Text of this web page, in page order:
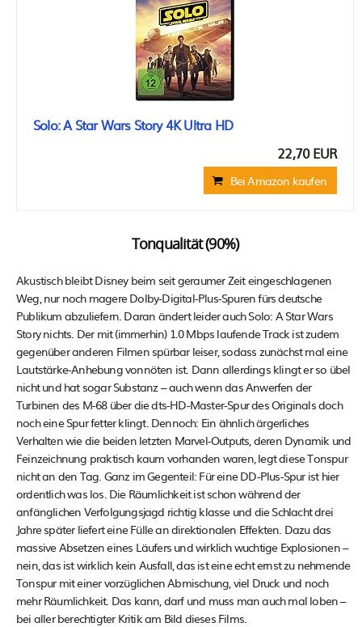
Solo: A Star Wars Story 4K Ultra HD
22,70 EUR
Bei Amazon kaufen
Tonqualität (90%)
Akustisch bleibt Disney beim seit geraumer Zeit eingeschlagenen
Weg, nur noch magere Dolby-Digital-Plus-Spuren fürs deutsche
Publikum abzuliefern. Daran ändert leider auch Solo: A Star Wars
Story nichts. Der mit (immerhin) 1.0 Mbps laufende Track ist zudem
gegenüber anderen Filmen spürbar leiser, sodass zunächst mal eine
Lautstärke-Anhebung vonnöten ist. Dann allerdings klingt er so übel
nicht und hat sogar Substanz – auch wenn das Anwerfen der
Turbinen des M-68 über die dts-HD-Master-Spur des Originals doch
noch eine Spur fetter klingt. Dennoch: Ein ähnlich ärgerliches
Verhalten wie die beiden letzten Marvel-Outputs, deren Dynamik und
Feinzeichnung praktisch kaum vorhanden waren, legt diese Tonspur
nicht an den Tag. Ganz im Gegenteil: Für eine DD-Plus-Spur ist hier
ordentlich was los. Die Räumlichkeit ist schon während der
anfänglichen Verfolgungsjagd richtig klasse und die Schlacht drei
Jahre später liefert eine Fülle an direktionalen Effekten. Dazu das
massive Absetzen eines Läufers und wirklich wuchtige Explosionen –
nein, das ist wirklich kein Ausfall, das ist eine echt ernst zu nehmende
Tonspur mit einer vorzüglichen Abmischung, viel Druck und noch
mehr Räumlichkeit. Das kann, darf und muss man auch mal loben –
bei aller berechtigter Kritik am Bild dieses Films.